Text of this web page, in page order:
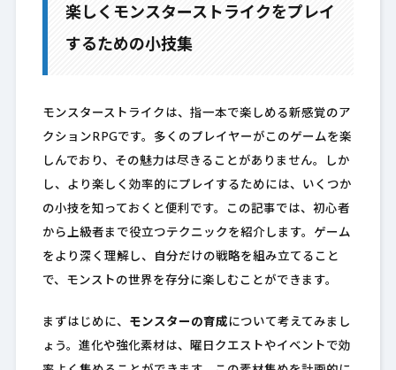
楽しくモンスターストライクをプレイ
するための小技集
モンスターストライクは、指一本で楽しめる新感覚のア
クションRPGです。多くのプレイヤーがこのゲームを楽
しんでおり、その魅力は尽きることがありません。しか
し、より楽しく効率的にプレイするためには、いくつか
の小技を知っておくと便利です。この記事では、初心者
から上級者まで役立つテクニックを紹介します。ゲーム
をより深く理解し、自分だけの戦略を組み立てること
で、モンストの世界を存分に楽しむことができます。
まずはじめに、 モンスターの育成について考えてみまし
ょう。進化や強化素材は、曜日クエストやイベントで効